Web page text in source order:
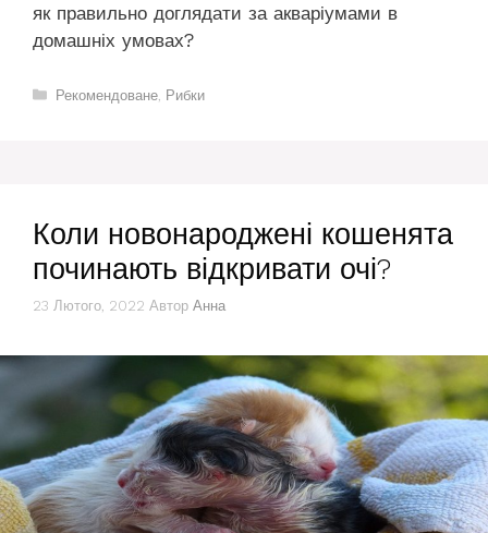
як правильно доглядати за акваріумами в
домашніх умовах?
Категорії
Рекомендоване, Рибки
Коли новонароджені кошенята
починають відкривати очі?
23 Лютого, 2022 Автор Анна